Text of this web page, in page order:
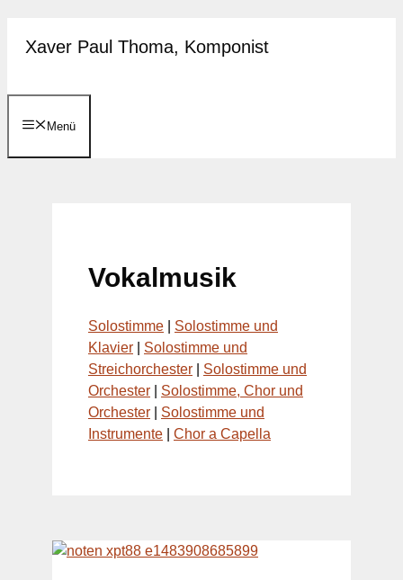
InhaltXaver Paul Thoma, Komponist
Menü
Vokalmusik
Solostimme
Solostimme und
Klavier
Solostimme und
Streichorchester
Solostimme und
Orchester
Solostimme, Chor und
Orchester
Solostimme und
Instrumente
Chor a Capella